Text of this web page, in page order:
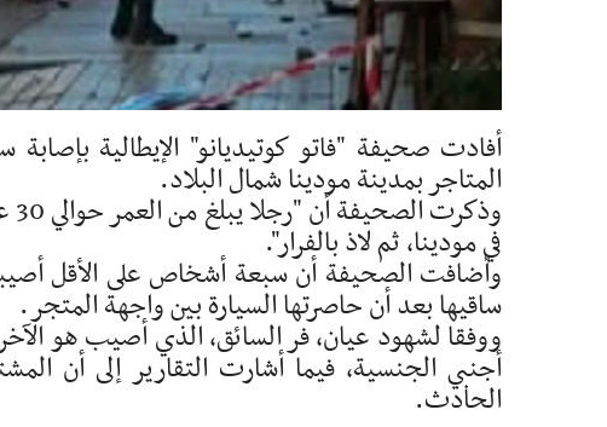
أفادت صحيفة "فاتو كوتيديانو" الإيطالية
المتاجر بمدينة مودينا شمال البلاد.
في مودينا، ثم لاذ بالفرار".
وأضافت الصحيفة أن سبعة أشخاص على الأقل
ساقيها بعد أن حاصرتها السيارة بين واجهة المتجر.
ووفقا لشهود عيان، فر السائق، الذي أصيب هو
أجنبي الجنسية، فيما أشارت التقارير إلى أن
الحادث.